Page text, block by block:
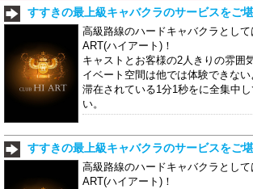
すすきの最上級キャバクラのサービスをご
高級路線のハードキャバクラとして
ART(ハイアート)！
キャストとお客様の2人きりの雰囲
イベート空間は他では体験できない
滞在されている1分1秒をに全集中
い。
すすきの最上級キャバクラのサービスをご
高級路線のハードキャバクラとして
ART(ハイアート)！